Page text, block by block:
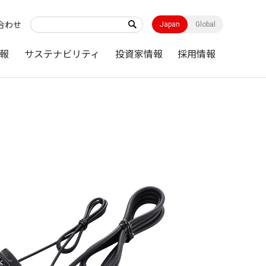
わせ Japan Global
サステナビリティ 投資家情報 採用情報